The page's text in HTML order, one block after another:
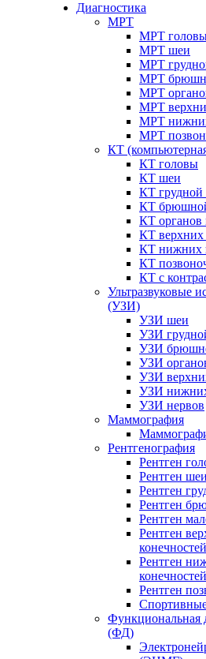
Диагностика
МРТ
МРТ
МРТ шеи
МРТ
МРТ
МРТ
МРТ
МРТ
МРТ
КТ
КТ головы
КТ шеи
КТ грудной
КТ
КТ органов
КТ верхних
КТ нижних
КТ
КТ с
Ультразвуковые
(УЗИ)
УЗИ шеи
УЗИ
УЗИ
УЗИ
УЗИ
УЗИ
УЗИ нервов
Маммография
Рентгенография
Рентген
Рентген шеи
Рентген
Рентген
Рентген
Рентген
конечностей
Рентген
конечностей
Рентген
Функциональная
(ФД)